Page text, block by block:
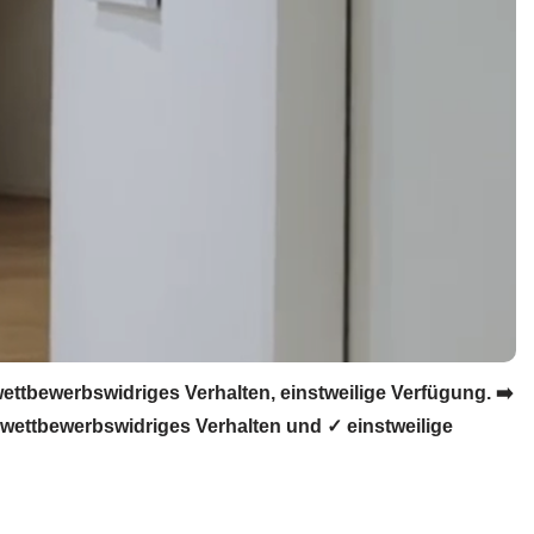
Verhalten, einstweilige Verfügung. ➡️
Verhalten und ✓ einstweilige